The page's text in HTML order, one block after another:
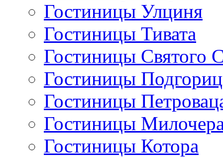
Гостиницы Улциня
Гостиницы Тивата
Гостиницы Святого
Гостиницы
Гостиницы
Гостиницы
Гостиницы Котора